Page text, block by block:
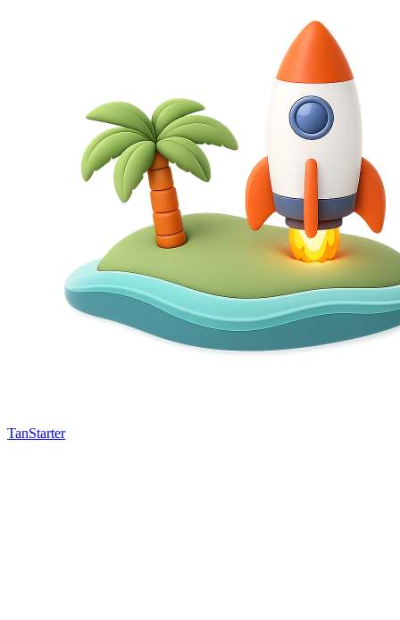
TanStarter